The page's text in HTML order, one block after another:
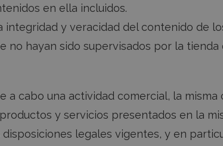
en ella incluidos.
y veracidad del contenido de
hayan sido supervisados por la tienda
a cabo una actividad comercial, la
y servicios presentados en la
legales vigentes, y en